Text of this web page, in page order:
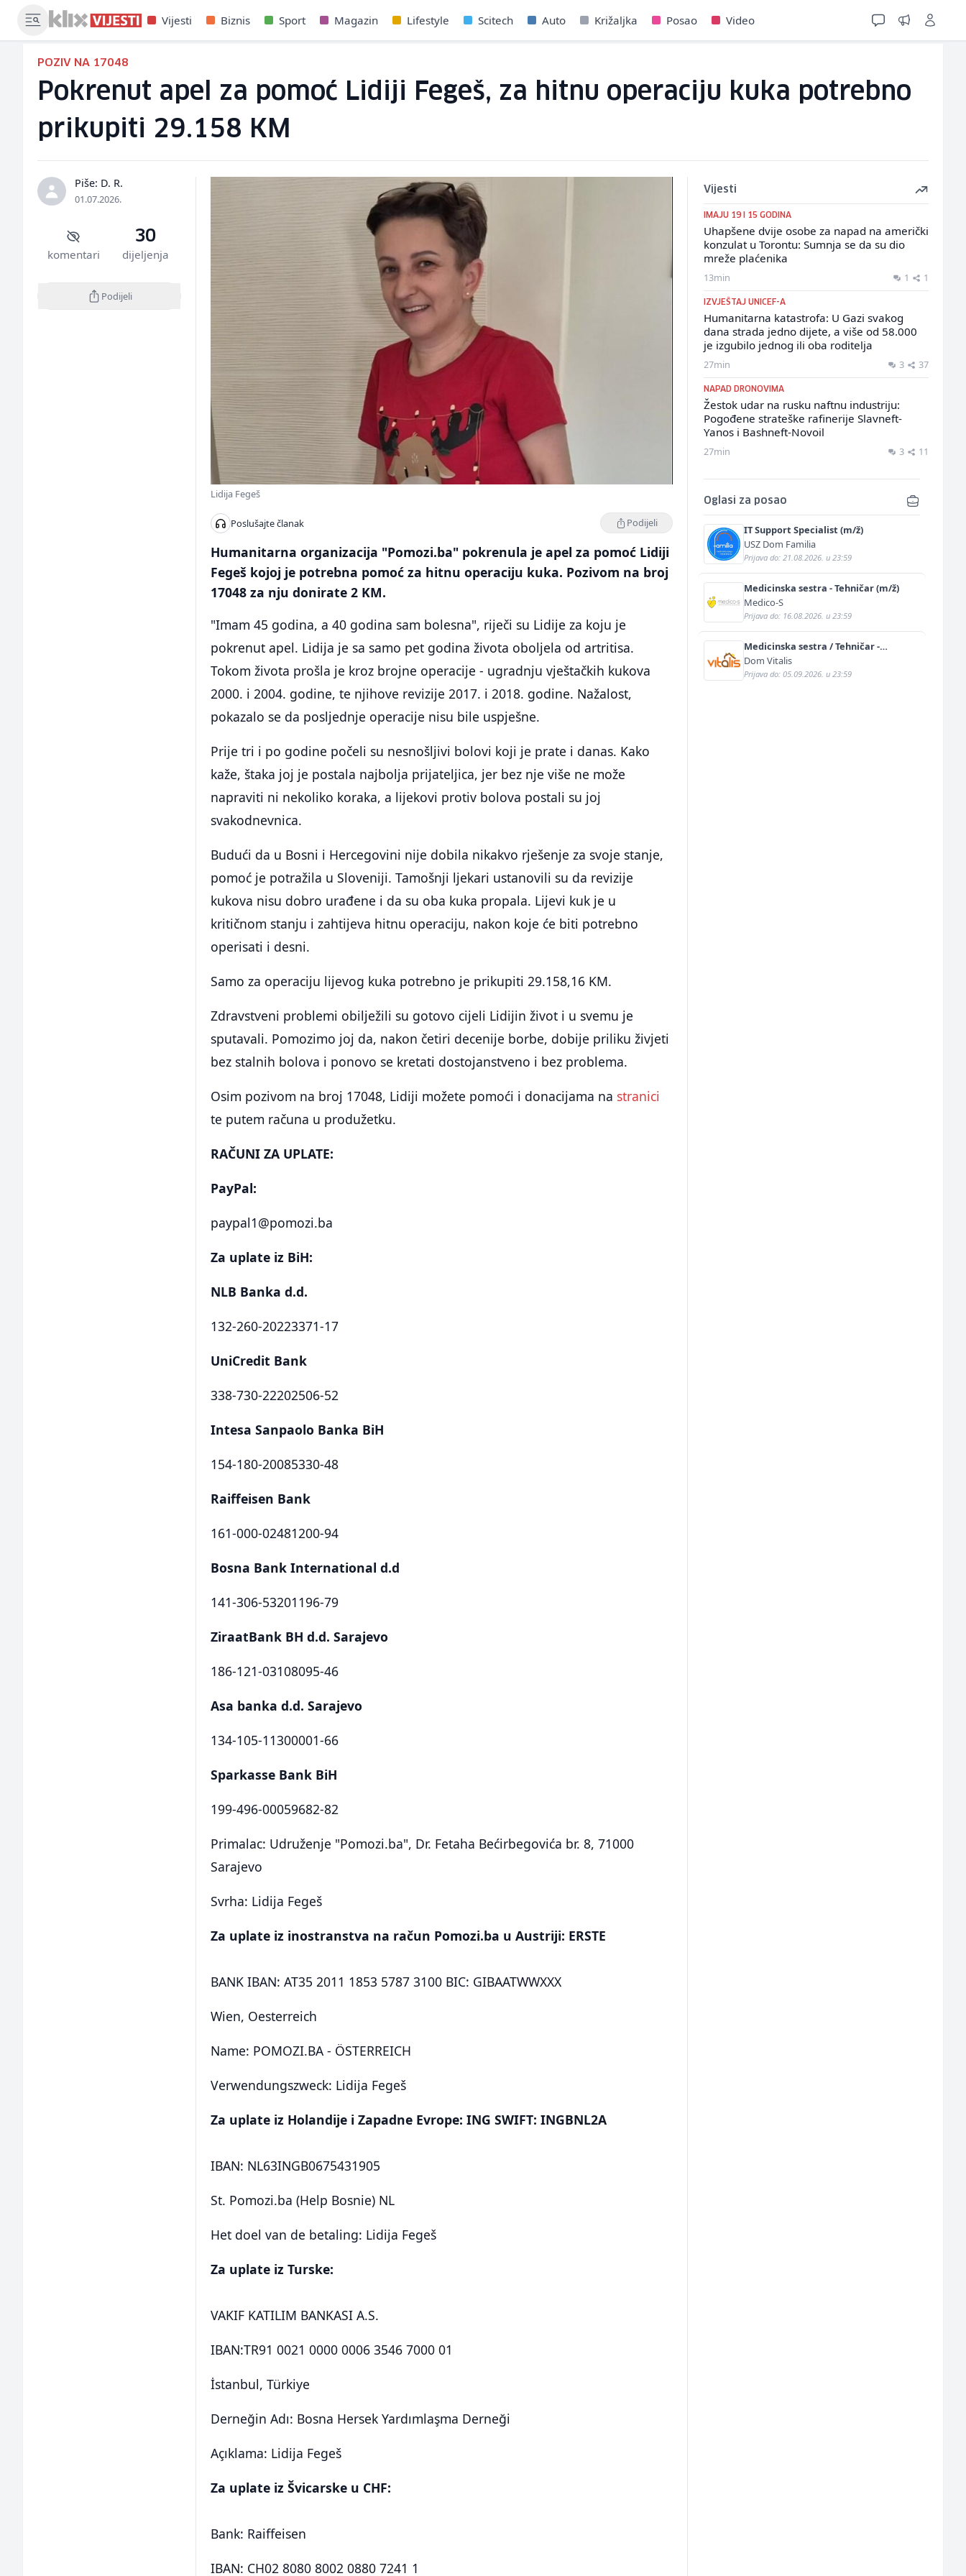
Vijesti Biznis Sport Magazin Lifestyle Scitech Auto Križaljka Posao Video
POZIV NA 17048
Pokrenut apel za pomoć Lidiji Fegeš, za hitnu operaciju kuka potrebno
prikupiti 29.158 KM
Piše: D. R.
01.07.2026.
komentari
30
dijeljenja
Podijeli
Lidija Fegeš
Poslušajte članak Podijeli
Humanitarna organizacija "Pomozi.ba" pokrenula je apel za pomoć Lidiji
Fegeš kojoj je potrebna pomoć za hitnu operaciju kuka. Pozivom na broj
17048 za nju donirate 2 KM.
"Imam 45 godina, a 40 godina sam bolesna", riječi su Lidije za koju je
pokrenut apel. Lidija je sa samo pet godina života oboljela od artritisa.
Tokom života prošla je kroz brojne operacije - ugradnju vještačkih kukova
2000. i 2004. godine, te njihove revizije 2017. i 2018. godine. Nažalost,
pokazalo se da posljednje operacije nisu bile uspješne.
Prije tri i po godine počeli su nesnošljivi bolovi koji je prate i danas. Kako
kaže, štaka joj je postala najbolja prijateljica, jer bez nje više ne može
napraviti ni nekoliko koraka, a lijekovi protiv bolova postali su joj
svakodnevnica.
Budući da u Bosni i Hercegovini nije dobila nikakvo rješenje za svoje stanje,
pomoć je potražila u Sloveniji. Tamošnji ljekari ustanovili su da revizije
kukova nisu dobro urađene i da su oba kuka propala. Lijevi kuk je u
kritičnom stanju i zahtijeva hitnu operaciju, nakon koje će biti potrebno
operisati i desni.
Samo za operaciju lijevog kuka potrebno je prikupiti 29.158,16 KM.
Zdravstveni problemi obilježili su gotovo cijeli Lidijin život i u svemu je
sputavali. Pomozimo joj da, nakon četiri decenije borbe, dobije priliku živjeti
bez stalnih bolova i ponovo se kretati dostojanstveno i bez problema.
Osim pozivom na broj 17048, Lidiji možete pomoći i donacijama na stranici
te putem računa u produžetku.
RAČUNI ZA UPLATE:
PayPal:
paypal1@pomozi.ba
Za uplate iz BiH:
NLB Banka d.d.
132-260-20223371-17
UniCredit Bank
338-730-22202506-52
Intesa Sanpaolo Banka BiH
154-180-20085330-48
Raiffeisen Bank
161-000-02481200-94
Bosna Bank International d.d
141-306-53201196-79
ZiraatBank BH d.d. Sarajevo
186-121-03108095-46
Asa banka d.d. Sarajevo
134-105-11300001-66
Sparkasse Bank BiH
199-496-00059682-82
Primalac: Udruženje "Pomozi.ba", Dr. Fetaha Bećirbegovića br. 8, 71000
Sarajevo
Svrha: Lidija Fegeš
Za uplate iz inostranstva na račun Pomozi.ba u Austriji: ERSTE
BANK IBAN: AT35 2011 1853 5787 3100 BIC: GIBAATWWXXX
Wien, Oesterreich
Name: POMOZI.BA - ÖSTERREICH
Verwendungszweck: Lidija Fegeš
Za uplate iz Holandije i Zapadne Evrope: ING SWIFT: INGBNL2A
IBAN: NL63INGB0675431905
St. Pomozi.ba (Help Bosnie) NL
Het doel van de betaling: Lidija Fegeš
Za uplate iz Turske:
VAKIF KATILIM BANKASI A.S.
IBAN:TR91 0021 0000 0006 3546 7000 01
İstanbul, Türkiye
Derneğin Adı: Bosna Hersek Yardımlaşma Derneği
Açıklama: Lidija Fegeš
Za uplate iz Švicarske u CHF:
Bank: Raiffeisen
IBAN: CH02 8080 8002 0880 7241 1
Vijesti
IMAJU 19 I 15 GODINA
Uhapšene dvije osobe za napad na američki
konzulat u Torontu: Sumnja se da su dio
mreže plaćenika
13min 1 1
IZVJEŠTAJ UNICEF-A
Humanitarna katastrofa: U Gazi svakog
dana strada jedno dijete, a više od 58.000
je izgubilo jednog ili oba roditelja
27min 3 37
NAPAD DRONOVIMA
Žestok udar na rusku naftnu industriju:
Pogođene strateške rafinerije Slavneft-
Yanos i Bashneft-Novoil
27min 3 11
Oglasi za posao
IT Support Specialist (m/ž)
USZ Dom Familia
Prijava do: 21.08.2026. u 23:59
Medicinska sestra - Tehničar (m/ž)
Medico-S
Prijava do: 16.08.2026. u 23:59
Medicinska sestra / Tehničar -
Njegovatelj (m/ž)
Dom Vitalis
Prijava do: 05.09.2026. u 23:59